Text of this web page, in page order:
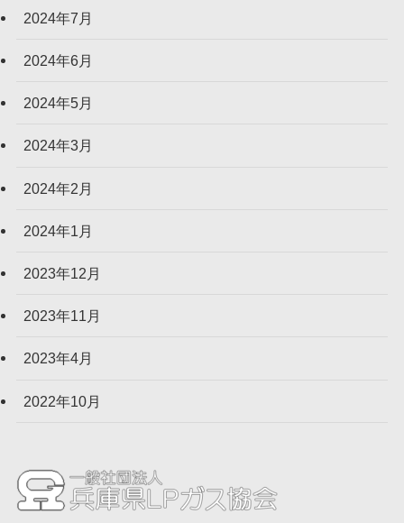
2024年7月
2024年6月
2024年5月
2024年3月
2024年2月
2024年1月
2023年12月
2023年11月
2023年4月
2022年10月